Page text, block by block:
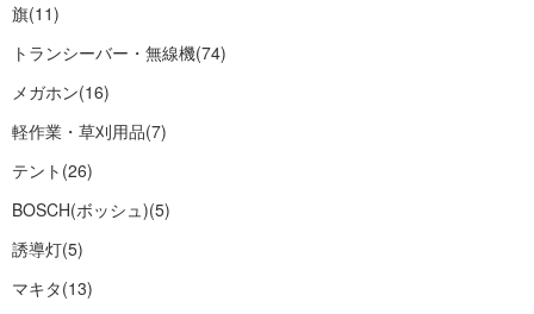
旗(11)
トランシーバー・無線機(74)
メガホン(16)
軽作業・草刈用品(7)
テント (26)
BOSCH(ボッシュ)(5)
誘導灯(5)
マキタ(13)